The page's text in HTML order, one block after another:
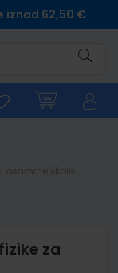
iznad 62,50 €
za